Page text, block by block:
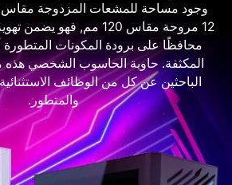
12 مروحة مقاس 120 مم, فهو
محافظًا على برودة المكونات المتطورة
المكثفة. حاوية الحاسوب الشخصي هذه
الباحثين عن كل من الوظائف
والمتطور.